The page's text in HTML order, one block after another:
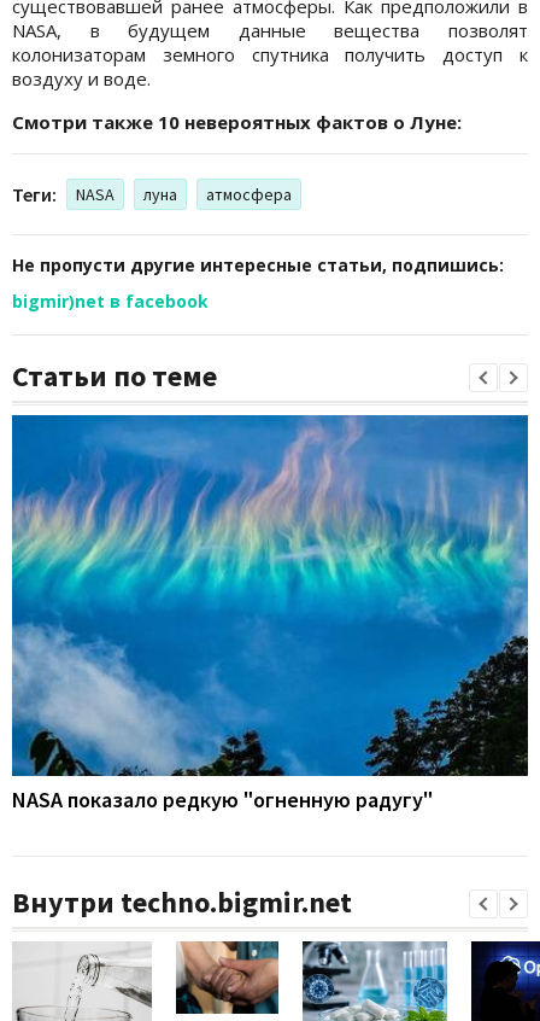
существовавшей ранее атмосферы. Как предположили в
NASA, в будущем данные вещества позволят
колонизаторам земного спутника получить доступ к
воздуху и воде.
Смотри также 10 невероятных фактов о Луне:
Теги: NASA луна атмосфера
Не пропусти другие интересные статьи, подпишись:
bigmir)net в facebook
Статьи по теме
NASA показало редкую "огненную радугу"
Внутри techno.bigmir.net